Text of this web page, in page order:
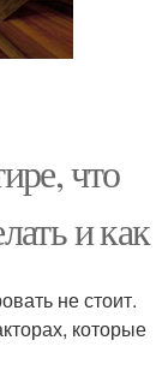
что
и как
не стоит.
которые